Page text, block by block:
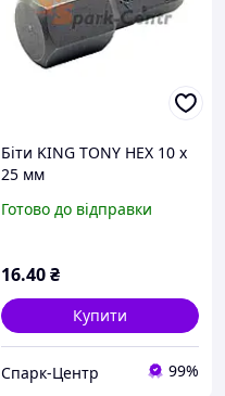
Біти KING TONY HEX 10 х
25 мм
Готово до відправки
16.40₴
Купити
Спарк-Центр 99%